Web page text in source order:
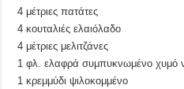
4 μέτριες πατάτες
4 κουταλιές ελαιόλαδο
4 μέτριες μελιτζάνες
1 φλ. ελαφρά συμπυκνωμένο χυμό
1 κρεμμύδι ψιλοκομμένο